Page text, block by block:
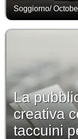
Soggiorno/
La
creativa
taccuini